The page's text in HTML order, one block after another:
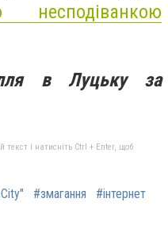
несподіванкою
в Луцьку за
текст і натисніть Ctrl + Enter, щоб
#змагання
#інтернет